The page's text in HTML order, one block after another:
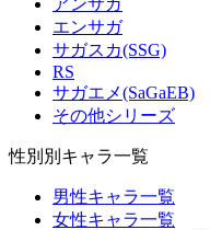
アンサガ
エンサガ
サガスカ(SSG)
RS
サガエメ(SaGaEB)
その他シリーズ
性別別キャラ一覧
男性キャラ一覧
女性キャラ一覧